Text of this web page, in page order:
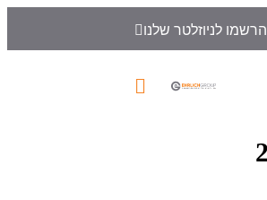
הרשמו לניוזלטר שלנו